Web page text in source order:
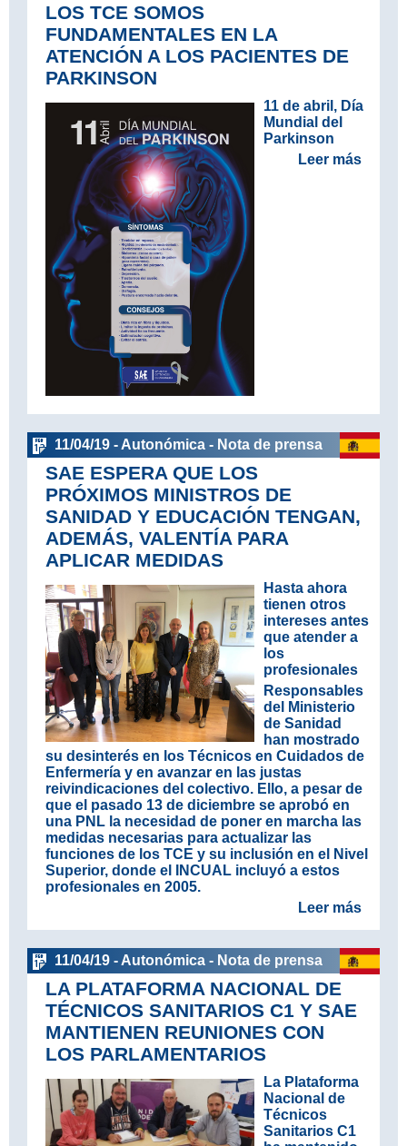
LOS TCE SOMOS
FUNDAMENTALES EN LA
ATENCIÓN A LOS PACIENTES DE
PARKINSON
11 de abril, Día
Mundial del
Parkinson
Leer más
11/04/19 - Autonómica - Nota de prensa
SAE ESPERA QUE LOS
PRÓXIMOS MINISTROS DE
SANIDAD Y EDUCACIÓN TENGAN,
ADEMÁS, VALENTÍA PARA
APLICAR MEDIDAS
Hasta ahora
tienen otros
intereses antes
que atender a
los
profesionales
Responsables
del Ministerio
de Sanidad
han mostrado
su desinterés en los Técnicos en Cuidados de
Enfermería y en avanzar en las justas
reivindicaciones del colectivo. Ello, a pesar de
que el pasado 13 de diciembre se aprobó en
una PNL la necesidad de poner en marcha las
medidas necesarias para actualizar las
funciones de los TCE y su inclusión en el Nivel
Superior, donde el INCUAL incluyó a estos
profesionales en 2005.
Leer más
11/04/19 - Autonómica - Nota de prensa
LA PLATAFORMA NACIONAL DE
TÉCNICOS SANITARIOS C1 Y SAE
MANTIENEN REUNIONES CON
LOS PARLAMENTARIOS
La Plataforma
Nacional de
Técnicos
Sanitarios C1